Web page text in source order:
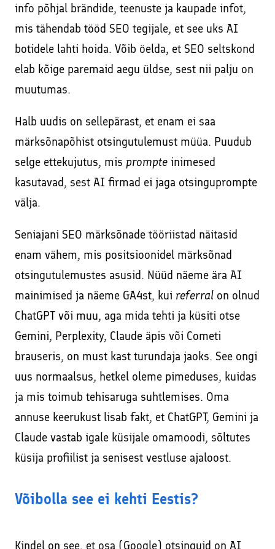
info põhjal brändide, teenuste ja kaupade infot,
mis tähendab tööd SEO tegijale, et see uks AI
botidele lahti hoida. Võib öelda, et SEO seltskond
elab kõige paremaid aegu üldse, sest nii palju on
muutumas.
Halb uudis on sellepärast, et enam ei saa
märksõnapõhist otsingutulemust müüa. Puudub
selge ettekujutus, mis prompteinimesed
kasutavad, sest AI firmad ei jaga otsinguprompte
välja.
Seniajani SEO märksõnade tööriistad näitasid
enam vähem, mis positsioonidel märksõnad
otsingutulemustes asusid. Nüüd näeme ära AI
mainimised ja näeme GA4st, kui referralon olnud
ChatGPT või muu, aga mida tehti ja küsiti otse
Gemini, Perplexity, Claude äpis või Cometi
brauseris, on must kast turundaja jaoks. See ongi
uus normaalsus, hetkel oleme pimeduses, kuidas
ja mis toimub tehisaruga suhtlemises. Oma
annuse keerukust lisab fakt, et ChatGPT, Gemini ja
Claude vastab igale küsijale omamoodi, sõltutes
küsija profiilist ja senisest vestluse ajaloost.
Võibolla see ei kehti Eestis?
Kindel on see, et osa (Google) otsinguid on AI